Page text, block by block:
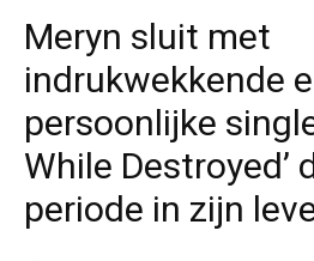
Meryn sluit met
indrukwekkende
persoonlijke
While Destroyed’
periode in zijn